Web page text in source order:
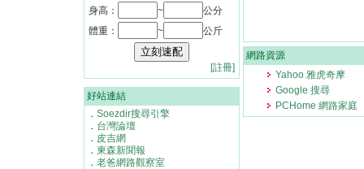
身高：
~
公分
體重：
~ 公斤
[註冊]
好站連結
． Soezdir搜尋引擎
． 台灣論壇
． 皮吉網
． 東森新聞報
． 老爸網路觀察室
網路資源
Yahoo 雅虎奇摩
Google 搜尋
PCHome 網路家庭